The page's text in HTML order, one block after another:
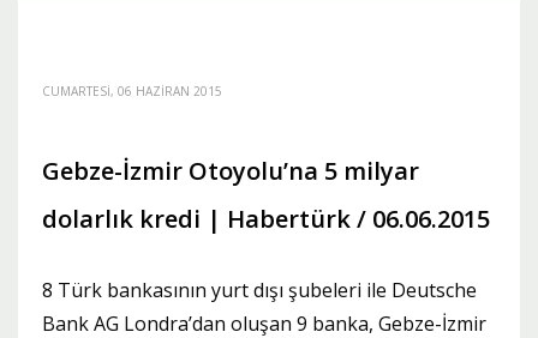
CUMARTESI, 06 HAZIRAN 2015
Gebze-İzmir Otoyolu’na 5 milyar
dolarlık kredi | Habertürk / 06.06.2015
8 Türk bankasının yurt dışı şubeleri ile Deutsche
Bank AG Londra’dan oluşan 9 banka, Gebze-İzmir